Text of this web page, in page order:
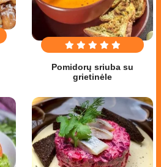
Pomidorų sriuba su
grietinėle